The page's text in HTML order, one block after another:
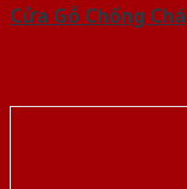
Cửa Gỗ Chống